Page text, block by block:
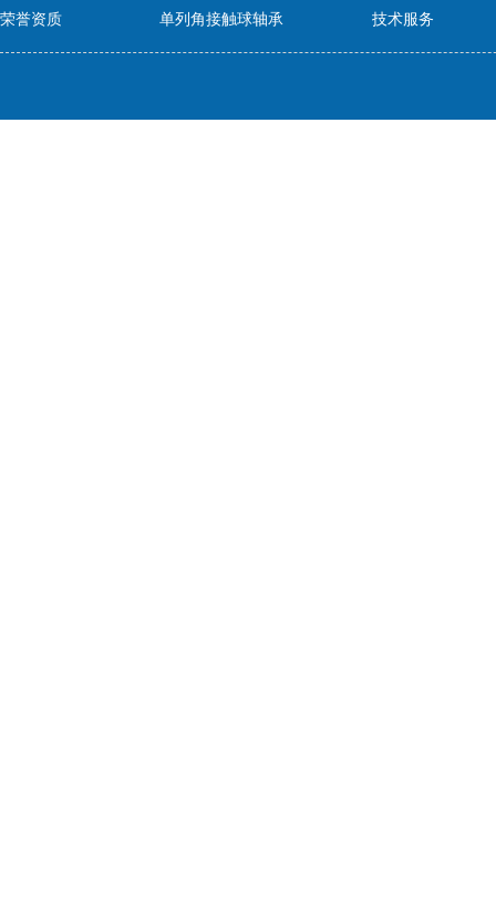
荣誉资质 单列角接触球轴承 技术服务